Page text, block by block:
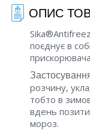
ОПИС
поєднує в
розчину,
тобто в
вдень
мороз.